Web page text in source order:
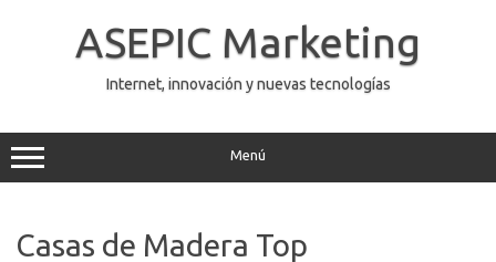
ASEPIC Marketing
Internet, innovación y nuevas tecnologías
Menú
Casas de Madera Top